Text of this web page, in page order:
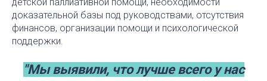
детской паллиативной помощи, необходимости
доказательной базы под руководствами, отсутствия
финансов, организации помощи и психологической
поддержки.
"Мы выявили, что лучше всего у нас